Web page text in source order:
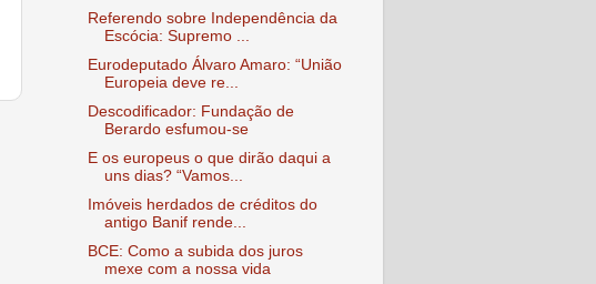
Referendo sobre Independência da
Escócia: Supremo ...
Eurodeputado Álvaro Amaro: “União
Europeia deve re...
Descodificador: Fundação de
Berardo esfumou-se
E os europeus o que dirão daqui a
uns dias? “Vamos...
Imóveis herdados de créditos do
antigo Banif rende...
BCE: Como a subida dos juros
mexe com a nossa vida